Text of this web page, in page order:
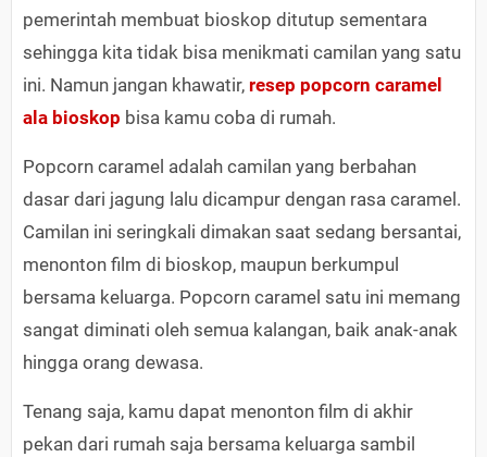
pemerintah membuat bioskop ditutup sementara
sehingga kita tidak bisa menikmati camilan yang satu
ini. Namun jangan khawatir, resep popcorn caramel
ala bioskop bisa kamu coba di rumah.
Popcorn caramel adalah camilan yang berbahan
dasar dari jagung lalu dicampur dengan rasa caramel.
Camilan ini seringkali dimakan saat sedang bersantai,
menonton film di bioskop, maupun berkumpul
bersama keluarga. Popcorn caramel satu ini memang
sangat diminati oleh semua kalangan, baik anak-anak
hingga orang dewasa.
Tenang saja, kamu dapat menonton film di akhir
pekan dari rumah saja bersama keluarga sambil